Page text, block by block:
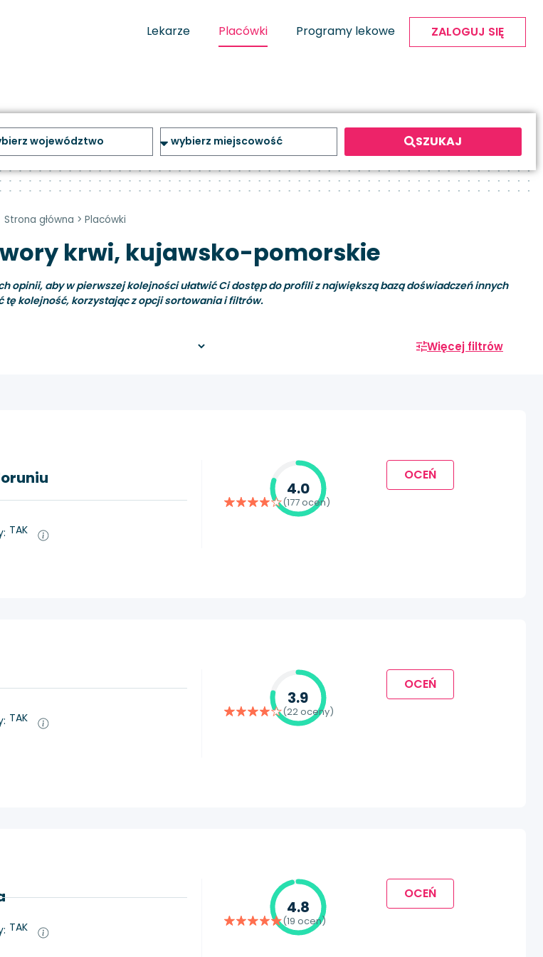
Lekarze Placówki Programy lekowe ZALOGUJ SIĘ
SZUKAJ
Strona główna > Placówki
krwi, kujawsko-pomorskie
aby w pierwszej kolejności ułatwić Ci dostęp do profili z największą bazą doświadczeń innych
tę kolejność, korzystając z opcji sortowania i filtrów.
Więcej filtrów
TAK
4.0
(177 ocen)
OCEŃ
TAK
3.9
(22 oceny)
OCEŃ
TAK
4.8
(19 ocen)
OCEŃ